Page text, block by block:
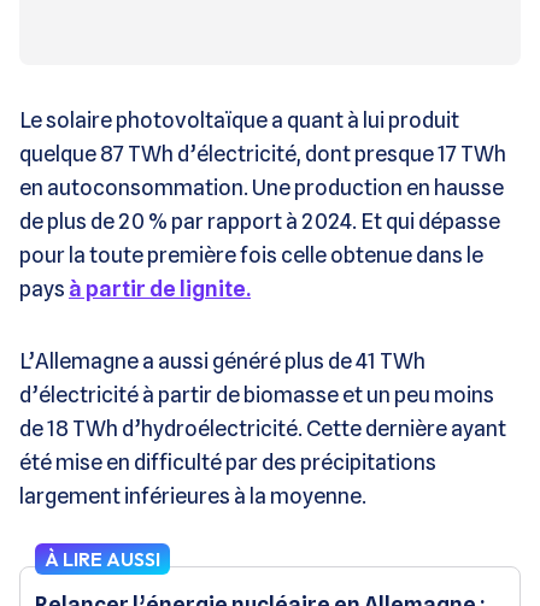
Le solaire photovoltaïque a quant à lui produit
quelque 87 TWh d’électricité, dont presque 17 TWh
en autoconsommation. Une production en hausse
de plus de 20 % par rapport à 2024. Et qui dépasse
pour la toute première fois celle obtenue dans le
pays à partir de lignite.
L’Allemagne a aussi généré plus de 41 TWh
d’électricité à partir de biomasse et un peu moins
de 18 TWh d’hydroélectricité. Cette dernière ayant
été mise en difficulté par des précipitations
largement inférieures à la moyenne.
À LIRE AUSSI